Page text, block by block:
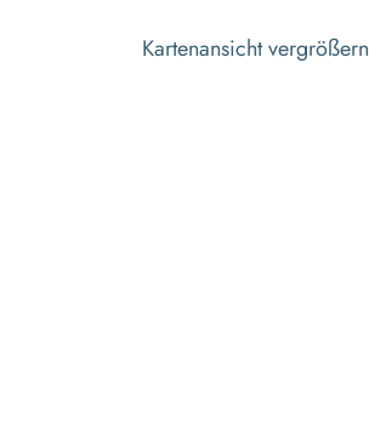
Kartenansicht vergrößern